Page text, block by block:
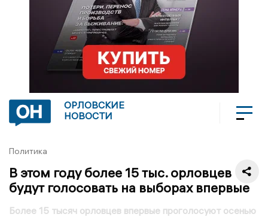
ОРЛОВСКИЕ
НОВОСТИ
Политика
В этом году более 15 тыс. орловцев
будут голосовать на выборах впервые
Более 15 тысяч орловцев впервые проголосуют осенью